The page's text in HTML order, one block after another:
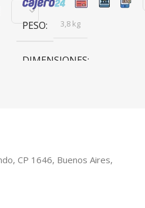
PESO 3,8 kg
DIMENSIONES
CP 1646, Buenos Aires,